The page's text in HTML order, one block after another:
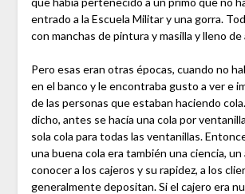
entrado a la Escuela Militar y una gorra.
con manchas de pintura y masilla y lleno
Pero esas eran otras épocas, cuando no
en el banco y le encontraba gusto a ver e
de las personas que estaban haciendo
dicho, antes se hacía una cola por
sola cola para todas las ventanillas.
una buena cola era también una ciencia,
conocer a los cajeros y su rapidez, a los
generalmente depositan. Si el cajero era